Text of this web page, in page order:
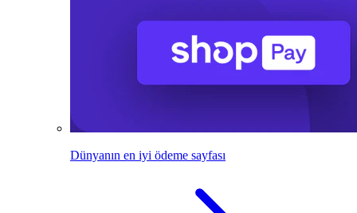
Dünyanın en iyi ödeme sayfası